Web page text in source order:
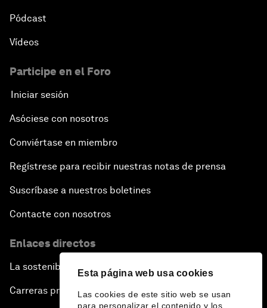
Esta página web usa cookies
Las cookies de este sitio web se usan
para personalizar el contenido y los
Pódcast
Vídeos
Participe en el Foro
Iniciar sesión
Asóciese con nosotros
Conviértase en miembro
Regístrese para recibir nuestras notas de prensa
Suscríbase a nuestros boletines
Contacte con nosotros
Enlaces directos
La sostenibilidad en el Foro
Carreras profesionales